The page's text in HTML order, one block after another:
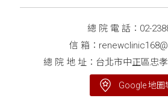
總 院 電 話： 02-
信 箱：
總 院 地 址：台北市中正區忠
Google 地圖